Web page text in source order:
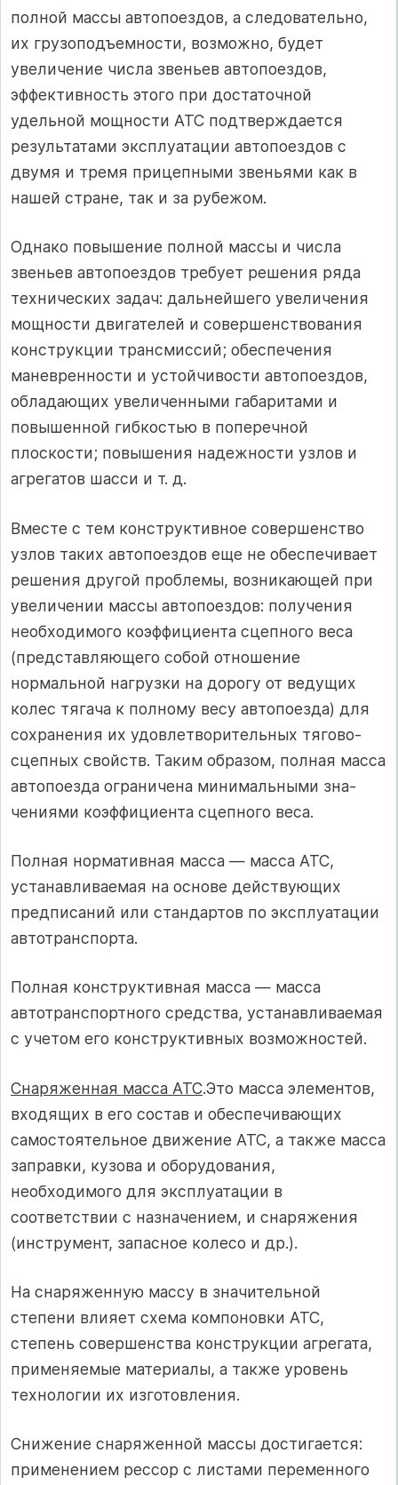
полной массы автопоездов, а следовательно,
их грузоподъемности, возможно, будет
увеличение числа звеньев автопоездов,
эффективность этого при достаточной
удельной мощности АТС подтверждается
результа­тами эксплуатации автопоездов с
дву­мя и тремя прицепными звеньями как в
нашей стране, так и за рубежом.
Однако повышение полной массы и числа
звеньев автопоездов тре­бует решения ряда
технических задач: дальнейшего увеличения
мощности двигателей и совершенствования
кон­струкции трансмиссий; обеспечения
маневренности и устойчивости автопоез­дов,
обладающих увеличенными габаритами и
повышенной гибкостью в по­перечной
плоскости; повышения на­дежности узлов и
агрегатов шасси и т. д.
Вместе с тем конструктивное совер­шенство
узлов таких автопоездов еще не обеспечивает
решения другой проб­лемы, возникающей при
увеличении массы автопоездов: получения
необхо­димого коэффициента сцепного веса
(представляющего собой отношение
нормальной нагрузки на дорогу от ве­дущих
колес тягача к полному весу ав­топоезда) для
сохранения их удовлет­ворительных тягово-
сцепных свойств. Таким образом, полная масса
авто­поезда ограничена минимальными зна­
чениями коэффициента сцепного веса.
Полная нормативная масса — мас­са АТС,
устанавливаемая на основе действующих
предписаний или стан­дартов по эксплуатации
автотранс­порта.
Полная конструктивная масса — масса
автотранспортного средства, устанавливаемая
с учетом его конст­руктивных возможностей.
Снаряженная масса АТС.Это мас­са элементов,
входящих в его состав и обеспечивающих
самостоятельное дви­жение АТС, а также масса
заправки, кузова и оборудования,
необходимого для эксплуатации в
соответствии с назначением, и снаряжения
(инструмент, запасное колесо и др.).
На снаряженную массу в значи­тельной
степени влияет схема компоновки АТС,
степень совершенства кон­струкции агрегата,
применяемые материалы, а также уровень
технологии их изготовления.
Снижение снаряженной массы до­стигается:
применением рессор с листами переменного